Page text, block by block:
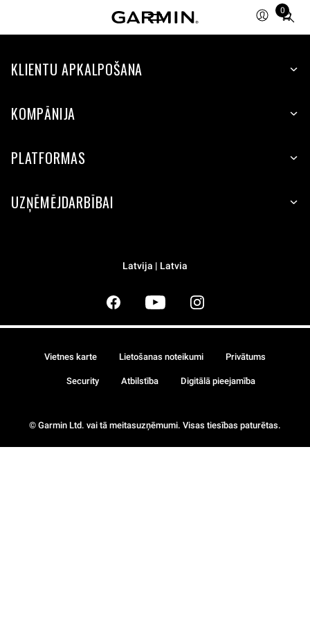
0
Total
items
cart:
KLIENTU APKALPOŠANA
KOMPĀNIJA
PLATFORMAS
UZŅĒMĒJDARBĪBAI
Latvija | Latvia
© Garmin Ltd. vai tā meitasuzņēmumi. Visas tiesības paturētas.
Vietnes karte Lietošanas noteikumi Privātums
Security Atbilstība Digitālā pieejamība